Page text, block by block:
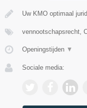
Uw KMO optimaal
vennootschapsrecht,
Openingstijden ▼
Sociale media: